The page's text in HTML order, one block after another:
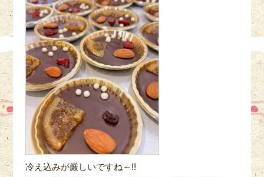
冷え込みが厳しいですね～!!